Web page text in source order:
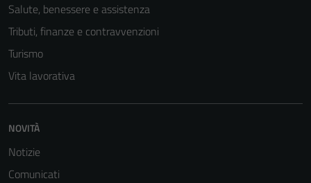
Salute, benessere e assistenza
Tributi, finanze e contravvenzioni
Turismo
Vita lavorativa
NOVITÀ
Notizie
Comunicati